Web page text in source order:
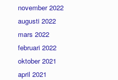
november 2022
augusti 2022
mars 2022
februari 2022
oktober 2021
april 2021